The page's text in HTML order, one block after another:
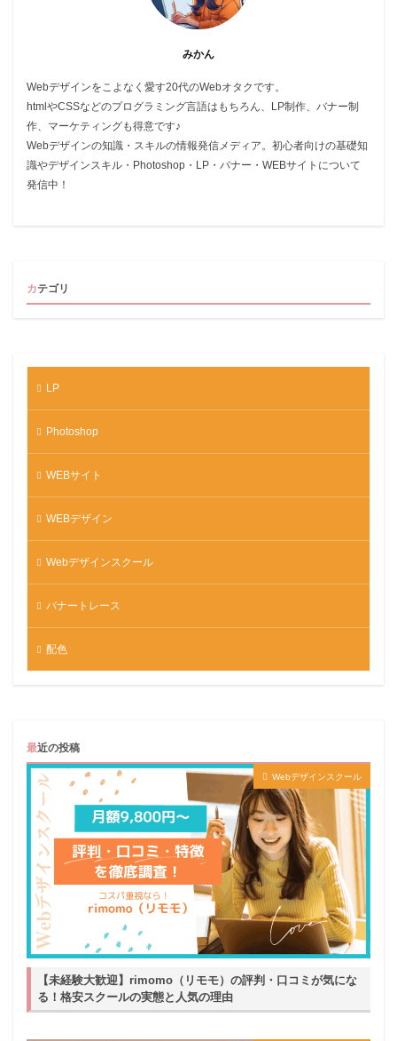
みかん
Webデザインをこよなく愛す20代のWebオタクです。
htmlやCSSなどのプログラミング言語はもちろん、LP制作、バナー制
作、マーケティングも得意です♪
Webデザインの知識・スキルの情報発信メディア。初心者向けの基礎知
識やデザインスキル・Photoshop・LP・バナー・WEBサイトについて
発信中！
カテゴリ
LP
Photoshop
WEBサイト
WEBデザイン
Webデザインスクール
バナートレース
配色
最近の投稿
Webデザインスクール
【未経験大歓迎】rimomo（リモモ）の評判・口コミが気にな
る！格安スクールの実態と人気の理由